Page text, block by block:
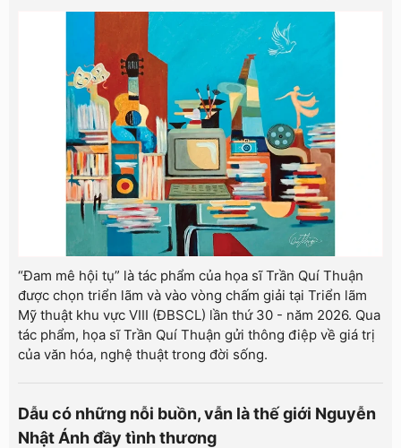
“Đam mê hội tụ” là tác phẩm của họa sĩ Trần Quí Thuận
được chọn triển lãm và vào vòng chấm giải tại Triển lãm
Mỹ thuật khu vực VIII (ĐBSCL) lần thứ 30 - năm 2026. Qua
tác phẩm, họa sĩ Trần Quí Thuận gửi thông điệp về giá trị
của văn hóa, nghệ thuật trong đời sống.
Dẫu có những nỗi buồn, vẫn là thế giới Nguyễn
Nhật Ánh đầy tình thương